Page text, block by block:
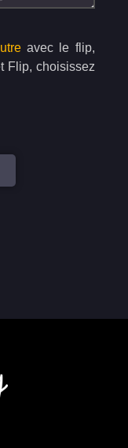
avec le flip,
Flip, choisissez